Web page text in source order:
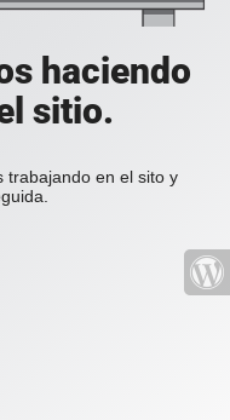
haciendo
sitio.
trabajando en el sito y